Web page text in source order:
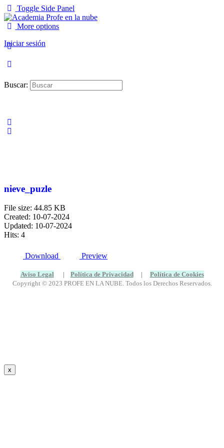
Toggle Side Panel
More options
Iniciar sesión
Buscar:
nieve_puzle
File size: 44.85 KB
Created: 10-07-2024
Updated: 10-07-2024
Hits: 4
Download Preview
Aviso Legal | Política de Privacidad | Política de Cookies
Copyright © 2023 PROFE EN LA NUBE. Todos los Derechos Reservados.
x